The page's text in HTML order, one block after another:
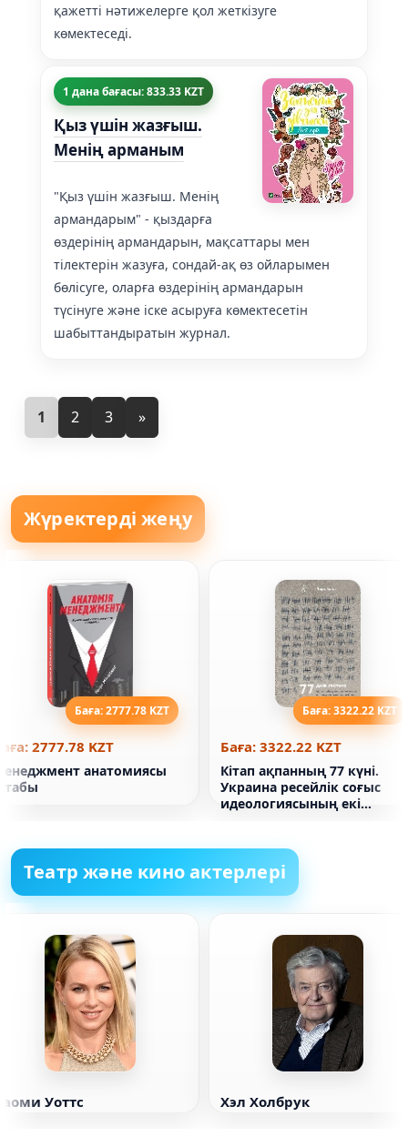
қажетті нәтижелерге қол жеткізуге
көмектеседі.
1 дана бағасы: 833.33 KZT
Қыз үшін жазғыш.
Менің арманым
"Қыз үшін жазғыш. Менің
армандарым" - қыздарға
өздерінің армандарын, мақсаттары мен
тілектерін жазуға, сондай-ақ өз ойларымен
бөлісуге, оларға өздерінің армандарын
түсінуге және іске асыруға көмектесетін
шабыттандыратын журнал.
1 2 3 »
Жүректерді жеңу
Баға: 2777.78 KZT
2777.78 KZT
анатомиясы
Баға: 3322.22 KZT
Баға: 3322.22 KZT
Кітап ақпанның 77 күні.
Украина ресейлік соғыс
идеологиясының екі
(жұмсақ
Театр және кино актерлері
Уоттс Хэл Холбрук